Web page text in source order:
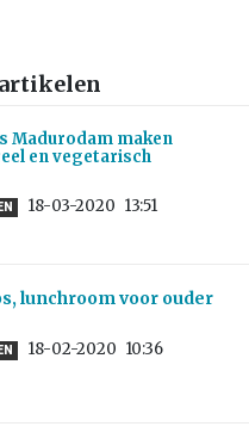
Madurodam maken
en vegetarisch
18-03-2020 13:51
lunchroom voor ouder
18-02-2020 10:36